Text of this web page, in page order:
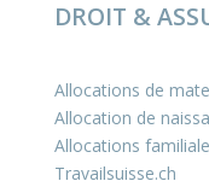
DROIT &
Allocations de
Allocation de
Allocations
Travailsuisse.ch